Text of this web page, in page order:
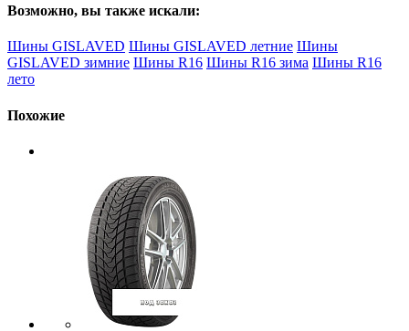
Возможно, вы также искали:
Шины GISLAVED Шины GISLAVED летние Шины
GISLAVED зимние Шины R16 Шины R16 зима Шины R16
лето
Похожие